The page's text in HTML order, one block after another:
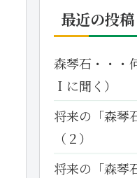
最近の投稿
森琴石・・・
Ｉに聞く）
将来の「森
（２）
将来の「森